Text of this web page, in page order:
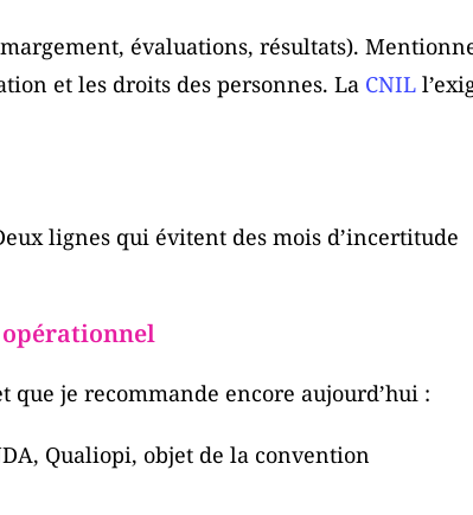
évaluations, résultats).
et les droits des personnes. La CNIL
lignes qui évitent des mois d’incertitude
que je recommande encore aujourd’hui :
Qualiopi, objet de la convention